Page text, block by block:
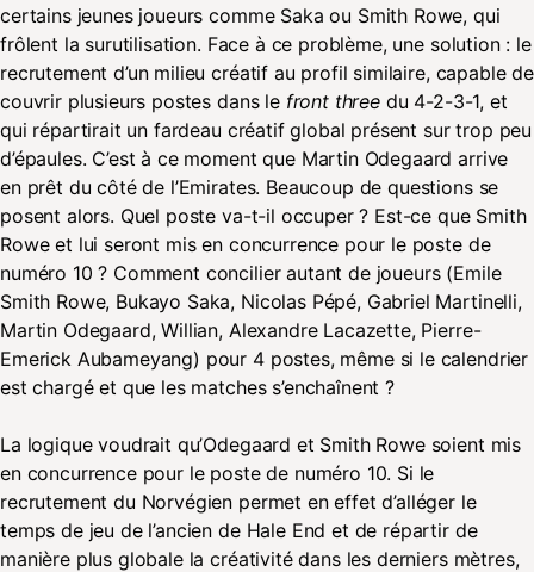
certains jeunes joueurs comme Saka ou Smith Rowe, qui
frôlent la surutilisation. Face à ce problème, une solution : le
recrutement d’un milieu créatif au profil similaire, capable de
couvrir plusieurs postes dans le front threedu 4-2-3-1, et
qui répartirait un fardeau créatif global présent sur trop peu
d’épaules. C’est à ce moment que Martin Odegaard arrive
en prêt du côté de l’Emirates. Beaucoup de questions se
posent alors. Quel poste va-t-il occuper ? Est-ce que Smith
Rowe et lui seront mis en concurrence pour le poste de
numéro 10 ? Comment concilier autant de joueurs (Emile
Smith Rowe, Bukayo Saka, Nicolas Pépé, Gabriel Martinelli,
Martin Odegaard, Willian, Alexandre Lacazette, Pierre-
Emerick Aubameyang) pour 4 postes, même si le calendrier
est chargé et que les matches s’enchaînent ?
La logique voudrait qu’Odegaard et Smith Rowe soient mis
en concurrence pour le poste de numéro 10. Si le
recrutement du Norvégien permet en effet d’alléger le
temps de jeu de l’ancien de Hale End et de répartir de
manière plus globale la créativité dans les derniers mètres,